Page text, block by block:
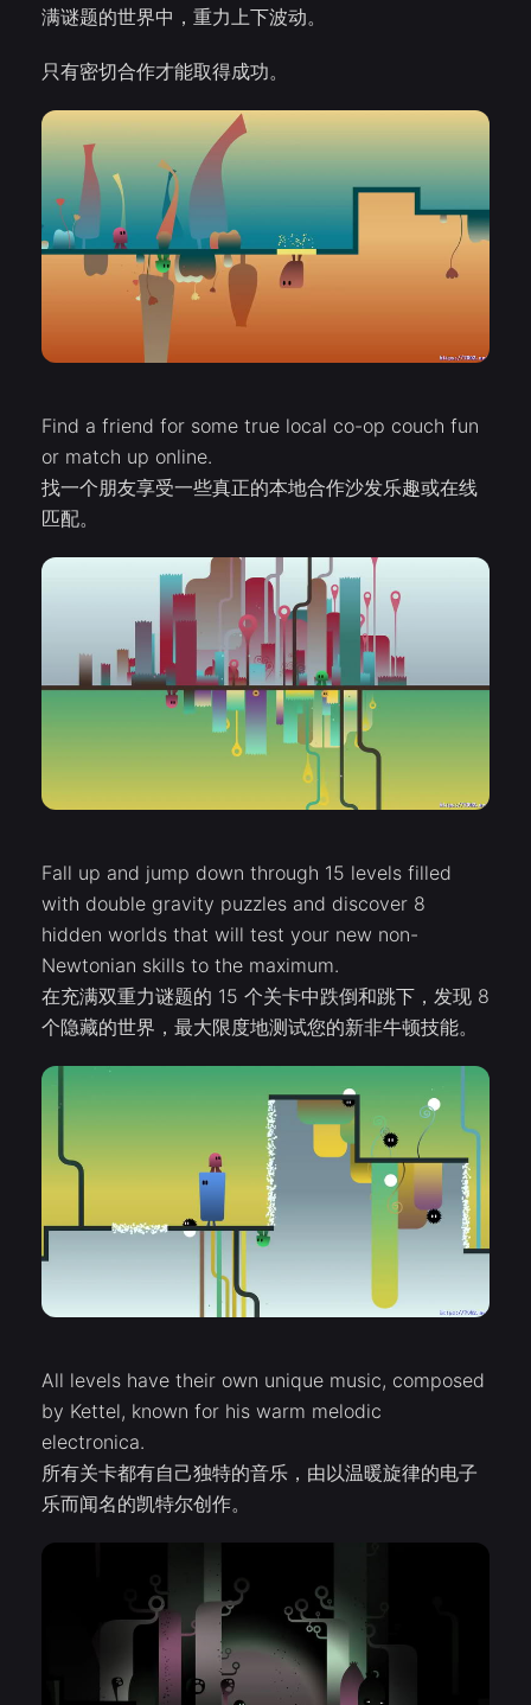
满谜题的世界中，重力上下波动。
只有密切合作才能取得成功。
Find a friend for some true local co-op couch fun
or match up online.
找一个朋友享受一些真正的本地合作沙发乐趣或在线
匹配。
Fall up and jump down through 15 levels filled
with double gravity puzzles and discover 8
hidden worlds that will test your new non-
Newtonian skills to the maximum.
在充满双重力谜题的 15 个关卡中跌倒和跳下，发现 8
个隐藏的世界，最大限度地测试您的新非牛顿技能。
All levels have their own unique music, composed
by Kettel, known for his warm melodic
electronica.
所有关卡都有自己独特的音乐，由以温暖旋律的电子
乐而闻名的凯特尔创作。